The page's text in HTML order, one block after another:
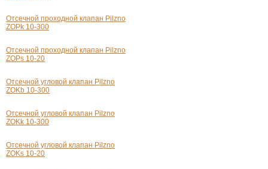
Отсечной проходной клапан Pilzno
ZOPk 10-300
Отсечной проходной клапан Pilzno
ZOPs 10-20
Отсечной угловой клапан Pilzno
ZOKb 10-300
Отсечной угловой клапан Pilzno
ZOKk 10-300
Отсечной угловой клапан Pilzno
ZOKs 10-20